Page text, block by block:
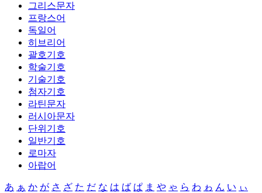
그리스문자
프랑스어
독일어
히브리어
괄호기호
학술기호
기술기호
첨자기호
라틴문자
러시아문자
단위기호
일반기호
로마자
아랍어
あ ぁ か が さ ざ た だ な は ば ぱ ま や ゃ ら わ ゎ ん い ぃ